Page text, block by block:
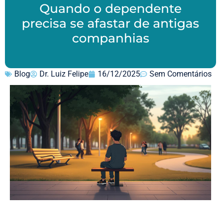
Quando o dependente
precisa se afastar de antigas
companhias
Blog Dr. Luiz Felipe 16/12/2025 Sem Comentários